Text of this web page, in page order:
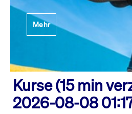
Mehr
Kurse (15 min
2026-08-08